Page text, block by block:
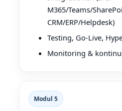
M365/Teams/
CRM/ERP/Helpdesk)
Testing, Go‑Live,
Monitoring &
Modul 5